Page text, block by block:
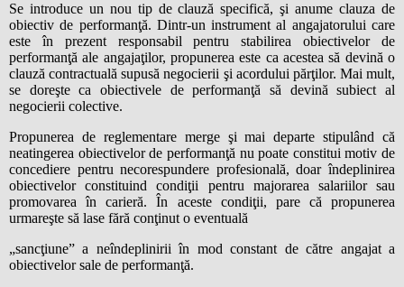
Se introduce un nou tip de clauză specifică, şi anume clauza de
obiectiv de performanţă. Dintr-un instrument al angajatorului care
este în prezent responsabil pentru stabilirea obiectivelor de
performanţă ale angajaţilor, propunerea este ca acestea să devină o
clauză contractuală supusă negocierii şi acordului părţilor. Mai mult,
se doreşte ca obiectivele de performanţă să devină subiect al
negocierii colective.
Propunerea de reglementare merge şi mai departe stipulând că
neatingerea obiectivelor de performanţă nu poate constitui motiv de
concediere pentru necorespundere profesională, doar îndeplinirea
obiectivelor constituind condiţii pentru majorarea salariilor sau
promovarea în carieră. În aceste condiţii, pare că propunerea
urmareşte să lase fără conţinut o eventuală
„sancţiune” a neîndeplinirii în mod constant de către angajat a
obiectivelor sale de performanţă.